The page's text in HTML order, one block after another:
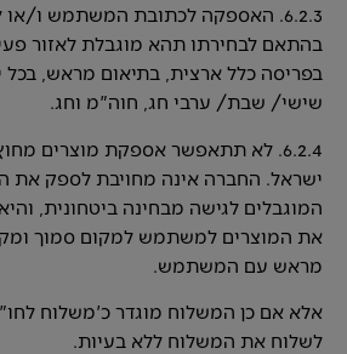
6.2.3. האספקה לכתובת המשתמש ו/
בהתאם לבחירתו תהא מוגבלת לאזור
בפריסה כלל ארצית, בתיאום מראש, בכל
שישי/ שבת/ ערבי חג, חוה"מ וחג.
6.2.4. לא תתאפשר אספקת מוצרים
ישראל. החברה אינה מחויבת לספק את
המוגבלים לגישה מבחינה ביטחונית,
את המוצרים למשתמש למקום סמוך
מראש עם המשתמש.
אלא אם כן המשלוח מוגדר כ'משלוח
לשלוח את המשלוח ללא בעיות.